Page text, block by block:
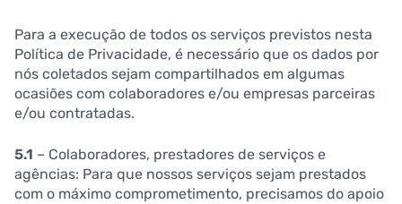
Para a execução de todos os serviços previstos nesta
Política de Privacidade, é necessário que os dados por
nós coletados sejam compartilhados em algumas
ocasiões com colaboradores e/ou empresas parceiras
e/ou contratadas.
5.1 – Colaboradores, prestadores de serviços e
agências: Para que nossos serviços sejam prestados
com o máximo comprometimento, precisamos do apoio